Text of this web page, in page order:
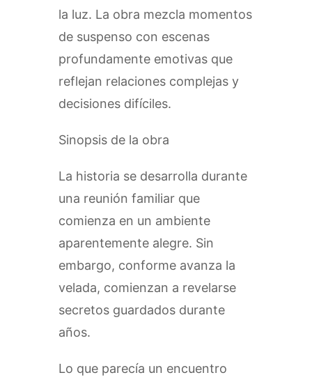
la luz. La obra mezcla momentos
de suspenso con escenas
profundamente emotivas que
reflejan relaciones complejas y
decisiones difíciles.
Sinopsis de la obra
La historia se desarrolla durante
una reunión familiar que
comienza en un ambiente
aparentemente alegre. Sin
embargo, conforme avanza la
velada, comienzan a revelarse
secretos guardados durante
años.
Lo que parecía un encuentro